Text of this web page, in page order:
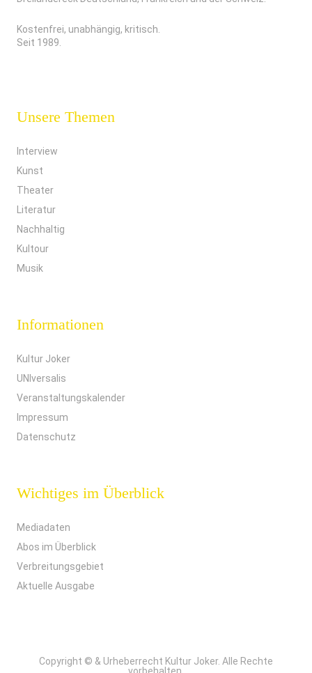
Kostenfrei, unabhängig, kritisch.
Seit 1989.
Unsere Themen
Interview
Kunst
Theater
Literatur
Nachhaltig
Kultour
Musik
Informationen
Kultur Joker
UNIversalis
Veranstaltungskalender
Impressum
Datenschutz
Wichtiges im Überblick
Mediadaten
Abos im Überblick
Verbreitungsgebiet
Aktuelle Ausgabe
Copyright © & Urheberrecht Kultur Joker. Alle Rechte